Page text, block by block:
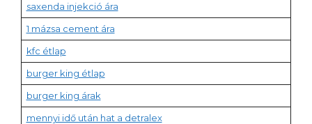
saxenda injekció ára
1 mázsa cement ára
kfc étlap
burger king étlap
burger king árak
mennyi idő után hat a detralex